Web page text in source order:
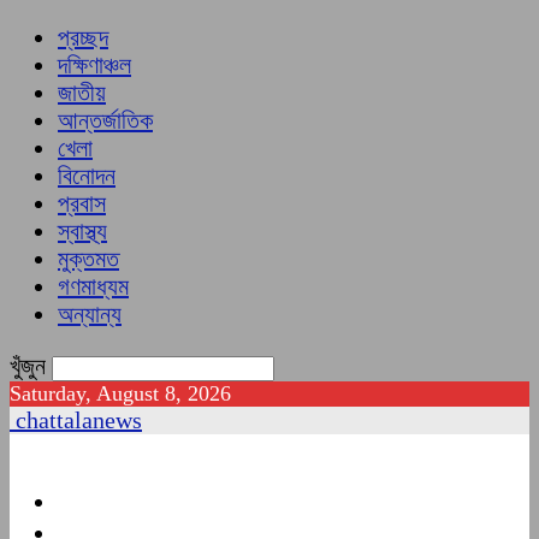
প্রচ্ছদ
দক্ষিণাঞ্চল
জাতীয়
আন্তর্জাতিক
খেলা
বিনোদন
প্রবাস
স্বাস্থ্য
মুক্তমত
গণমাধ্যম
অন্যান্য
খুঁজুন
Saturday, August 8, 2026
chattalanews